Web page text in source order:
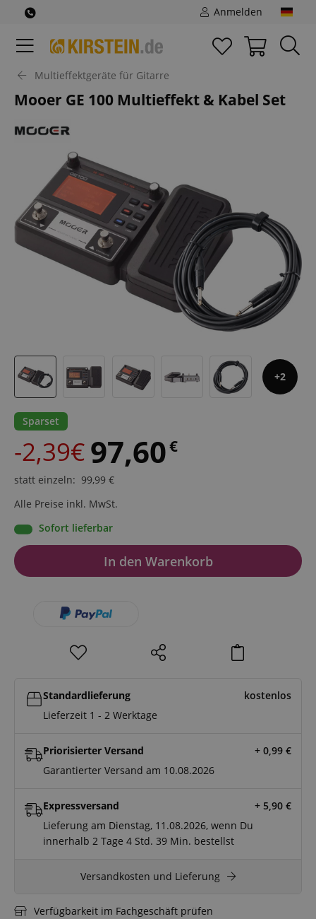
Anmelden
Multieffektgeräte für Gitarre
Mooer GE 100 Multieffekt & Kabel Set
2
Sparset
-2,39€97,60€
statt einzeln: 99,99 €
Alle Preise inkl. MwSt.
Sofort lieferbar
In den Warenkorb
Standardlieferung
kostenlos
Lieferzeit 1 - 2 Werktage
Priorisierter Versand + 0,99 €
Garantierter Versand am 10.08.2026
Expressversand + 5,90 €
Lieferung am Dienstag, 11.08.2026, wenn Du
innerhalb2 Tage 4 Std. 39 Min. bestellst
Versandkosten und Lieferung
Verfügbarkeit im Fachgeschäft prüfen